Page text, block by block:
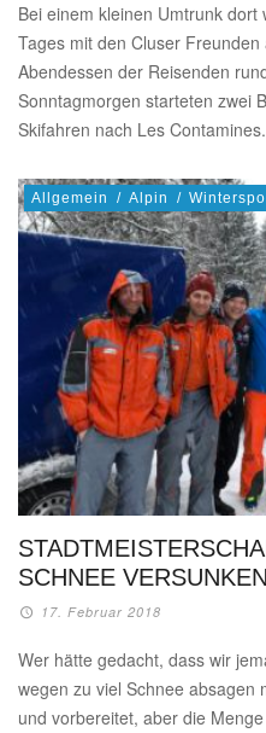
Bei einem kleinen Umtrunk
Tages mit den Cluser
Abendessen der Reisenden
Sonntagmorgen starteten zwei
Skifahren nach Les
Allgemein / Alpin /
SCHNEE VERSUNKEN
17. Februar 2018
Wer hätte gedacht, dass wir
wegen zu viel Schnee absagen
und vorbereitet, aber die